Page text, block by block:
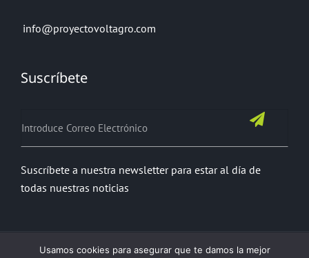
info@proyectovoltagro.com
Suscríbete
Suscríbete a nuestra newsletter para estar al día de
todas nuestras noticias
Usamos cookies para asegurar que te damos la mejor